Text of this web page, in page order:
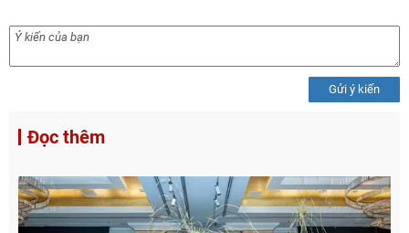
Gửi ý kiến
Đọc thêm